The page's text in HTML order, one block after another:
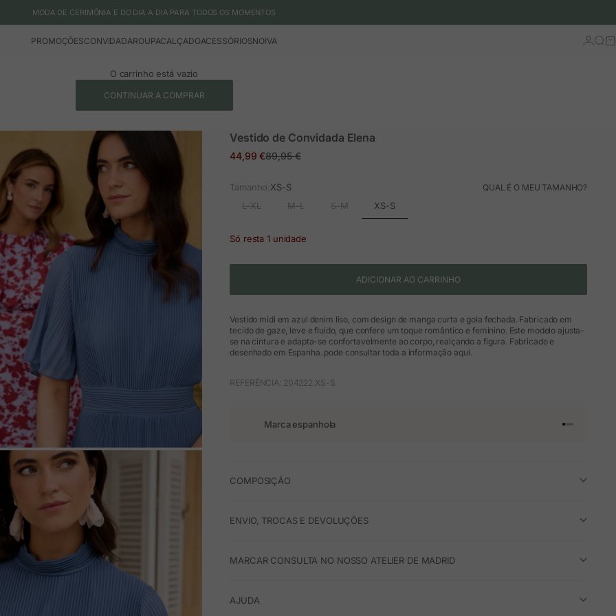
MODA DE CERIMÓNIA E DO DIA A DIA PARA TODOS OS MOMENTOS
PROMOÇÕESCONVIDADAROUPACALÇADOACESSÓRIOSNOIVA Iniciar
O carrinho está vazio
CONTINUAR A COMPRAR
Vestido de Convidada Elena
Preço em promoção
44,99 €Preço normal
89,95 €
Tamanho:XS-S QUAL É O MEU TAMANHO?
L-XL M-L S-M XS-S
Só resta 1 unidade
ADICIONAR AO CARRINHO
Vestido midi em azul denim liso, com design de manga curta e gola fechada. Fabricado em
tecido de gaze, leve e fluido, que confere um toque romântico e feminino. Este modelo ajusta-
se na cintura e adapta-se confortavelmente ao corpo, realçando a figura. Fabricado e
desenhado em Espanha. pode consultar toda a informação aqui.
REFERÊNCIA: 204222.XS-S
Marca espanhola Ir para o
Ir para o
Ir para o
Ir para o
COMPOSIÇÃO
ENVIO, TROCAS E DEVOLUÇÕES
MARCAR CONSULTA NO NOSSO ATELIER DE MADRID
AJUDA